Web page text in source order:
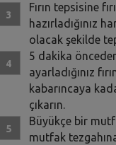
Fırın tepsisine
hazırladığınız
olacak şekilde
5 dakika
ayarladığınız
kabarıncaya
çıkarın.
Büyükçe bir
mutfak